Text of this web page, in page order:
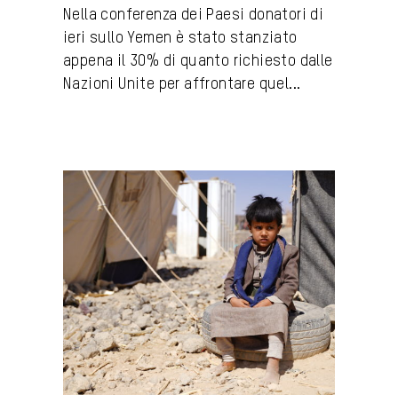
Nella conferenza dei Paesi donatori di
ieri sullo Yemen è stato stanziato
appena il 30% di quanto richiesto dalle
Nazioni Unite per affrontare quel...